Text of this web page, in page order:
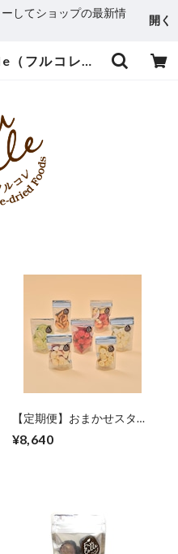
ーしてショップの最新情
開く
その他 | FruColle（フルコレ）オンラインストア
【定期便】おまかせスタン
ドパックセット【1カ月に7
袋】
¥8,640